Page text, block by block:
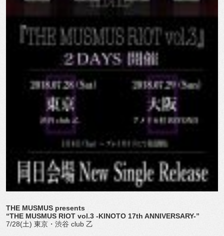
THE MUSMUS presents
“THE MUSMUS RIOT vol.3 -KINOTO 17th ANNIVERSARY-”
7/28(土) 東京・渋谷 club 乙